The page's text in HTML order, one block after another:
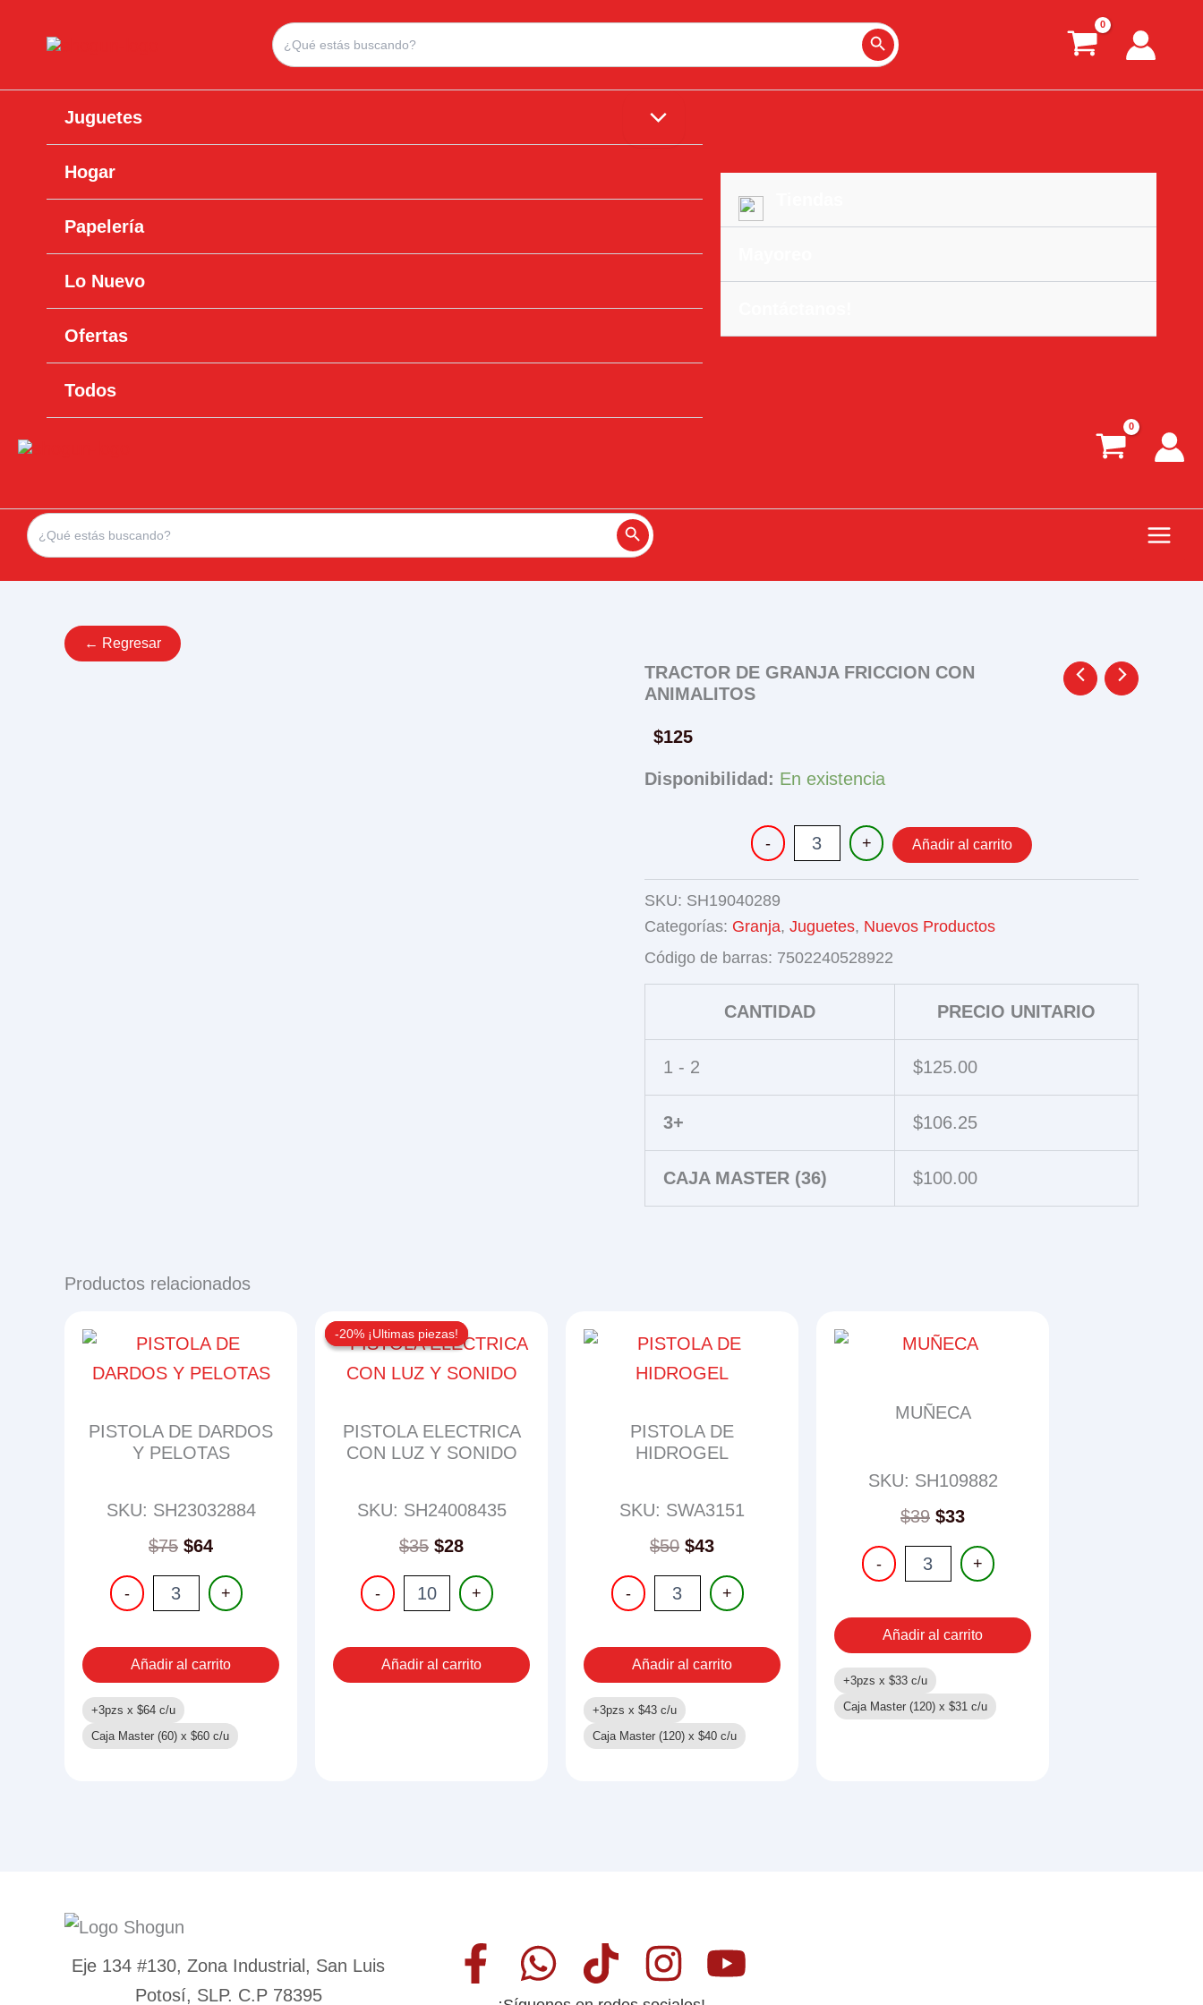
Search
for:
Juguetes
Hogar
Papelería
Lo Nuevo
Ofertas
Todos
Search
for:
← Regresar
TRACTOR DE GRANJA FRICCION CON
ANIMALITOS
$125
Disponibilidad: En existencia
-
TRACTOR
DE
CON
ANIMALITOS
+ Añadir al carrito
SKU: SH19040289
Categorías: Granja, Juguetes, Nuevos Productos
Código de barras: 7502240528922
CANTIDAD PRECIO UNITARIO
1 - 2 $125.00
3+ $106.25
CAJA MASTER (36) $100.00
Productos relacionados
PISTOLA DE DARDOS
Y PELOTAS
SKU: SH23032884
$75 $64
-
PISTOLA
DE
PELOTAS
cantidad
+
Añadir al carrito
+3pzs x $64 c/u
Caja Master (60) x $60 c/u
-20% ¡Ultimas piezas!
PISTOLA ELECTRICA
CON LUZ Y SONIDO
SKU: SH24008435
$35 Original
was:
$35.
$28Current
is:
$28.
-
PISTOLA
ELECTRICA
SONIDO
+
Añadir al carrito
-20% ¡Ultimas piezas!
PISTOLA DE
HIDROGEL
SKU: SWA3151
$50 $43
-
PISTOLA
DE
+
Añadir al carrito
+3pzs x $43 c/u
Caja Master (120) x $40 c/u
MUÑECA
SKU: SH109882
$39 $33
-
MUÑECA
cantidad
+
Añadir al carrito
+3pzs x $33 c/u
Caja Master (120) x $31 c/u
Eje 134 #130, Zona Industrial, San Luis
Potosí, SLP. C.P 78395